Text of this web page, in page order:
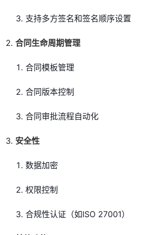
支持多方签名和签名顺序设置
合同生命周期管理
合同模板管理
合同版本控制
合同审批流程自动化
安全性
数据加密
权限控制
合规性认证（如ISO 27001）